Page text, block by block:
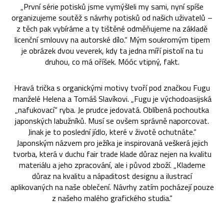
„První série potisků jsme vymýšleli my sami, nyní spíše
organizujeme soutěž s návrhy potisků od našich uživatelů –
z těch pak vybíráme a ty tištěné odměňujeme na základě
licenční smlouvy na autorské dílo.“ Mým soukromým tipem
je obrázek dvou veverek, kdy ta jedna míří pistolí na tu
druhou, co má oříšek. Móóc vtipný, fakt.
Hravá trička s organickými motivy tvoří pod značkou Fugu
manželé Helena a Tomáš Slavíkovi. „Fugu je východoasijská
„nafukovací“ ryba. Je prudce jedovatá. Oblíbená pochoutka
japonských labužníků. Musí se ovšem správně naporcovat.
Jinak je to poslední jídlo, které v životě ochutnáte.“
Japonským názvem pro ježíka je inspirovaná veškerá jejich
tvorba, která v duchu fair trade klade důraz nejen na kvalitu
materiálu a jeho zpracování, ale i původ zboží. „Klademe
důraz na kvalitu a nápaditost designu a ilustrací
aplikovaných na naše oblečení. Návrhy zatím pocházejí pouze
z našeho malého grafického studia.“